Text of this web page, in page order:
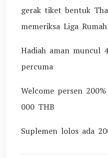
gerak tiket bentuk
memeriksa Liga
Hadiah aman muncul
percuma
Welcome persen
000 THB
Suplemen lolos ada